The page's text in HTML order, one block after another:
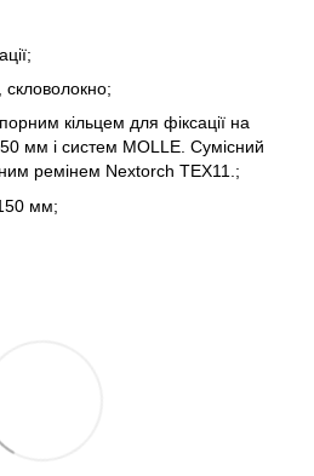
кільцем для фіксації на
мм і систем MOLLE. Сумісний
ремінем Nextorch TEX11.;
мм;